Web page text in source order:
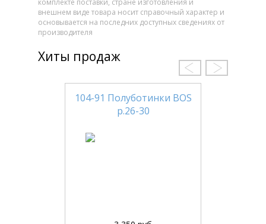
комплекте поставки, стране изготовления и
внешнем виде товара носит справочный характер и
основывается на последних доступных сведениях от
производителя
Хиты продаж
104-91 Полуботинки BOS
р.26-30